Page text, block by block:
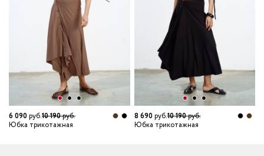
6 090руб.10 190руб.
Юбка трикотажная
8 690руб.10 190руб.
Юбка трикотажная